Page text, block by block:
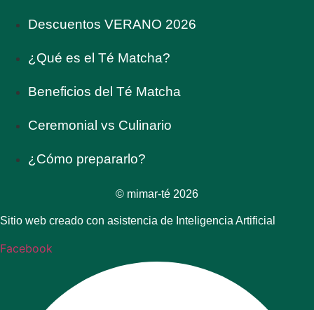
Descuentos VERANO 2026
¿Qué es el Té Matcha?
Beneficios del Té Matcha
Ceremonial vs Culinario
¿Cómo prepararlo?
© mimar-té 2026
Sitio web creado con asistencia de Inteligencia Artificial
Facebook